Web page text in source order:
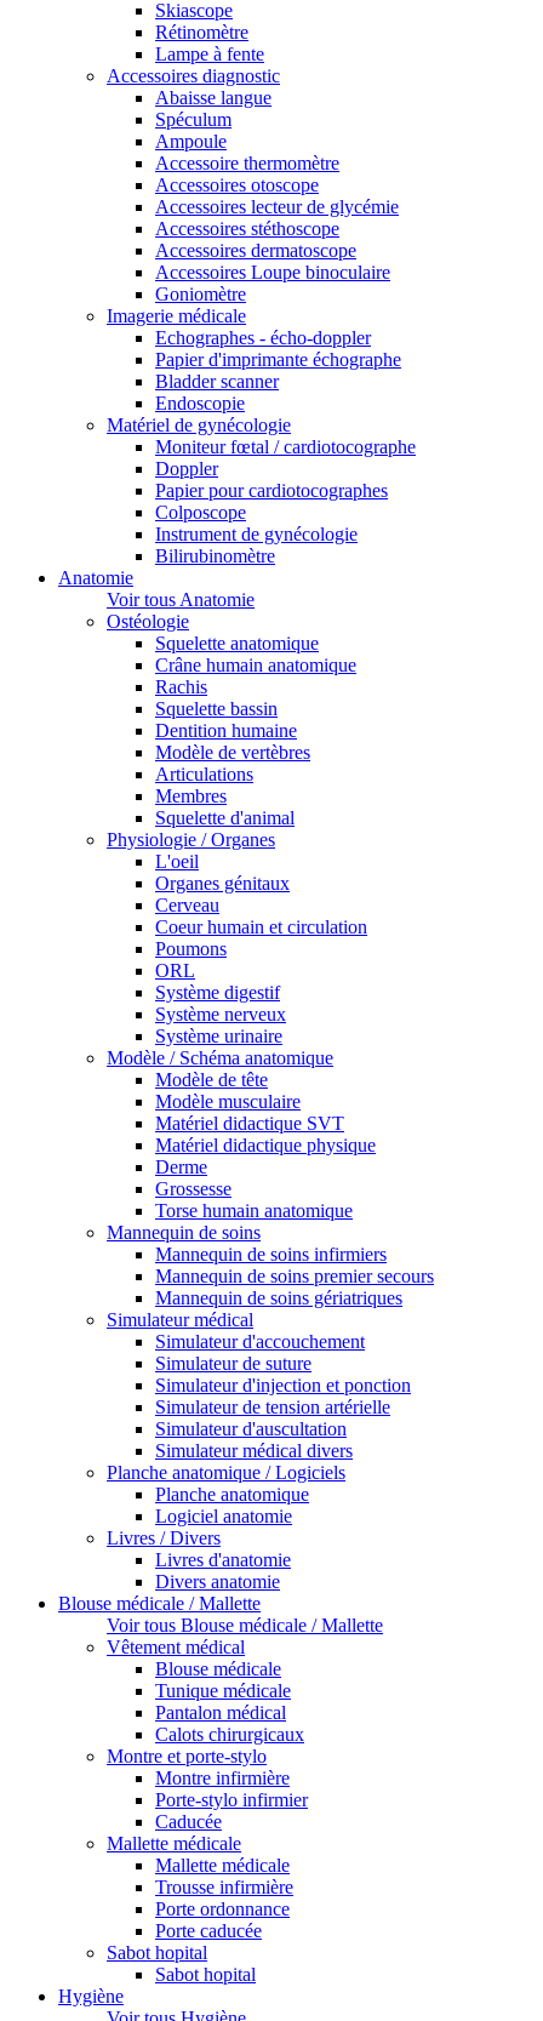
Skiascope
Rétinomètre
Lampe à fente
Accessoires diagnostic
Abaisse langue
Spéculum
Ampoule
Accessoire thermomètre
Accessoires otoscope
Accessoires lecteur de glycémie
Accessoires stéthoscope
Accessoires dermatoscope
Accessoires Loupe binoculaire
Goniomètre
Imagerie médicale
Echographes - écho-doppler
Papier d'imprimante échographe
Bladder scanner
Endoscopie
Matériel de gynécologie
Moniteur fœtal / cardiotocographe
Doppler
Papier pour cardiotocographes
Colposcope
Instrument de gynécologie
Bilirubinomètre
Anatomie
Voir tous Anatomie
Ostéologie
Squelette anatomique
Crâne humain anatomique
Rachis
Squelette bassin
Dentition humaine
Modèle de vertèbres
Articulations
Membres
Squelette d'animal
Physiologie / Organes
L'oeil
Organes génitaux
Cerveau
Coeur humain et circulation
Poumons
ORL
Système digestif
Système nerveux
Système urinaire
Modèle / Schéma anatomique
Modèle de tête
Modèle musculaire
Matériel didactique SVT
Matériel didactique physique
Derme
Grossesse
Torse humain anatomique
Mannequin de soins
Mannequin de soins infirmiers
Mannequin de soins premier secours
Mannequin de soins gériatriques
Simulateur médical
Simulateur d'accouchement
Simulateur de suture
Simulateur d'injection et ponction
Simulateur de tension artérielle
Simulateur d'auscultation
Simulateur médical divers
Planche anatomique / Logiciels
Planche anatomique
Logiciel anatomie
Livres / Divers
Livres d'anatomie
Divers anatomie
Blouse médicale / Mallette
Voir tous Blouse médicale / Mallette
Vêtement médical
Blouse médicale
Tunique médicale
Pantalon médical
Calots chirurgicaux
Montre et porte-stylo
Montre infirmière
Porte-stylo infirmier
Caducée
Mallette médicale
Mallette médicale
Trousse infirmière
Porte ordonnance
Porte caducée
Sabot hopital
Sabot hopital
Hygiène